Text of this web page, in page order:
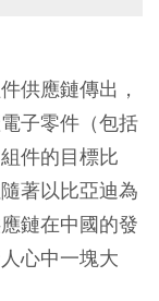
供應鏈傳出，
子零件（包括
件的目標比
著以比亞迪為
鏈在中國的發
心中一塊大